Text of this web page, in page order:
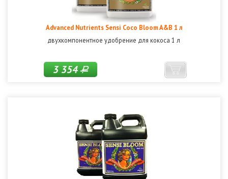
Advanced Nutrients Sensi Coco Bloom A&B 1 л
двухкомпонентное удобрение для кокоса 1 л
3 354Р